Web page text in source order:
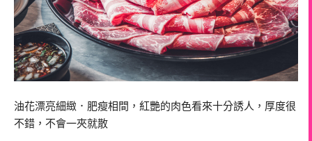
油花漂亮細緻．肥瘦相間，紅艷的肉色看來十分誘人，厚度很
不錯，不會一夾就散